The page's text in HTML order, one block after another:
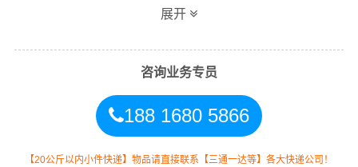
同时，为了方便广大客户从温州物流到漳州的不同运输时
效和物流成本要求，万信特推出温州到漳州物流
方式，以此来降低从广东温州到漳州的物流专线运输成
本，提高由温州发货到漳州的物流效率，以便为新老客户
提供更加优质完善的一站式从温州到福建漳州的物流门到
展开
咨询业务专员
188 1680 5866
【20公斤以内小件快递】物品请直接联系【三通一达等】各大快递公司！